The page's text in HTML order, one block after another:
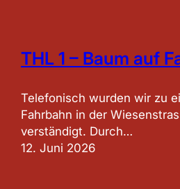
THL 1 – Baum auf
Telefonisch wurden wir zu
Fahrbahn in der
verständigt. Durch…
12. Juni 2026